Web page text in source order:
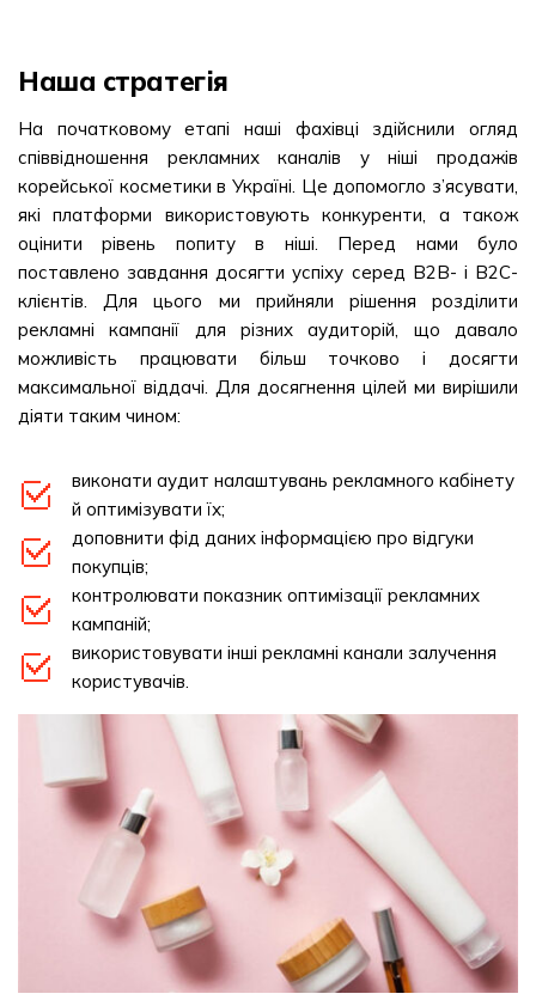
Наша стратегія
На початковому етапі наші фахівці здійснили огляд
співвідношення рекламних каналів у ніші продажів
корейської косметики в Україні. Це допомогло з’ясувати,
які платформи використовують конкуренти, а також
оцінити рівень попиту в ніші. Перед нами було
поставлено завдання досягти успіху серед В2В- і В2С-
клієнтів. Для цього ми прийняли рішення розділити
рекламні кампанії для різних аудиторій, що давало
можливість працювати більш точково і досягти
максимальної віддачі. Для досягнення цілей ми вирішили
діяти таким чином:
виконати аудит налаштувань рекламного кабінету
й оптимізувати їх;
доповнити фід даних інформацією про відгуки
покупців;
контролювати показник оптимізації рекламних
кампаній;
використовувати інші рекламні канали залучення
користувачів.